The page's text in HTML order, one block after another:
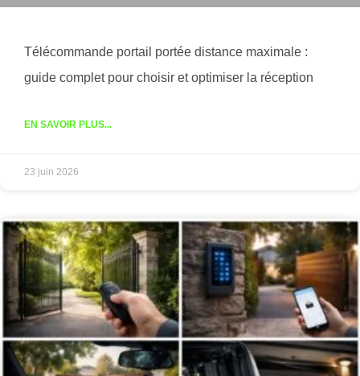
Télécommande portail portée distance maximale :
guide complet pour choisir et optimiser la réception
EN SAVOIR PLUS...
23 juin 2026